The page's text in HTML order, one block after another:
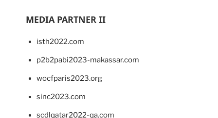
MEDIA PARTNER II
isth2022.com
p2b2pabi2023-makassar.com
wocfparis2023.org
sinc2023.com
scdlqatar2022-qa.com